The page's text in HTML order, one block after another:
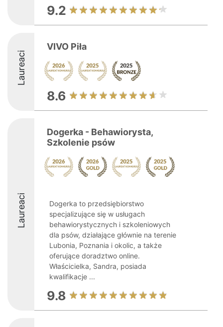
9.2
Laureaci
VIVO Piła
8.6
Laureaci
Dogerka - Behawiorysta,
Szkolenie psów
Dogerka to przedsiębiorstwo
specjalizujące się w usługach
behawiorystycznych i szkoleniowych
dla psów, działające głównie na terenie
Lubonia, Poznania i okolic, a także
oferujące doradztwo online.
Właścicielka, Sandra, posiada
kwalifikacje ...
9.8